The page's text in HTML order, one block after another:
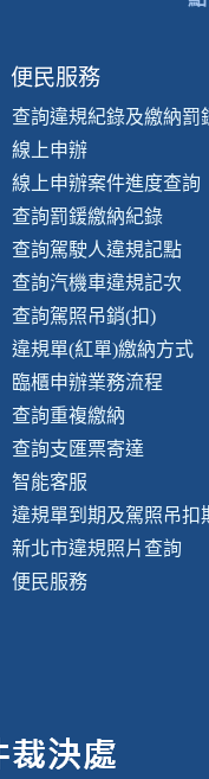
便民服務
查詢違規紀錄及繳納罰
線上申辦
線上申辦案件進度查詢
查詢罰鍰繳納紀錄
查詢駕駛人違規記點
查詢汽機車違規記次
查詢駕照吊銷(扣)
違規單(紅單)繳納方式
臨櫃申辦業務流程
查詢重複繳納
查詢支匯票寄達
智能客服
違規單到期及駕照吊扣
新北市違規照片查詢
便民服務